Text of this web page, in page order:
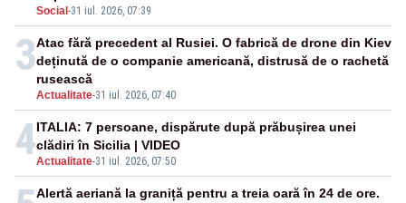
Social -31 iul. 2026, 07:39
3
Actualitate-31 iul. 2026, 07:40
Atac fără precedent al Rusiei. O fabrică de drone din Kiev
deținută de o companie americană, distrusă de o rachetă
rusească
4Actualitate-31 iul. 2026, 07:50
ITALIA: 7 persoane, dispărute după prăbușirea unei
clădiri în Sicilia | VIDEO
Alertă aeriană la graniță pentru a treia oară în 24 de ore.